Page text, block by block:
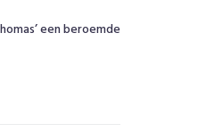
een beroemde